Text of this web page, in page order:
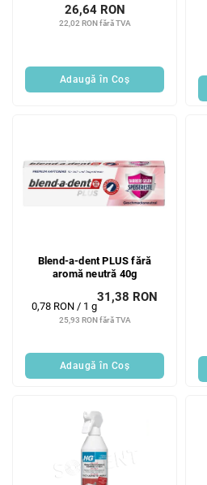
22,02 RON fără TVA
26,64 RON
Adaugă în Coş
Blend-a-dent PLUS fără
aromă neutră 40g
25,93 RON fără TVA
31,38 RON
Evaluare
0,78 RON / 1 g
Adaugă în Coş